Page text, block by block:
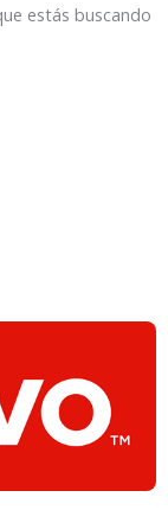
estás buscando